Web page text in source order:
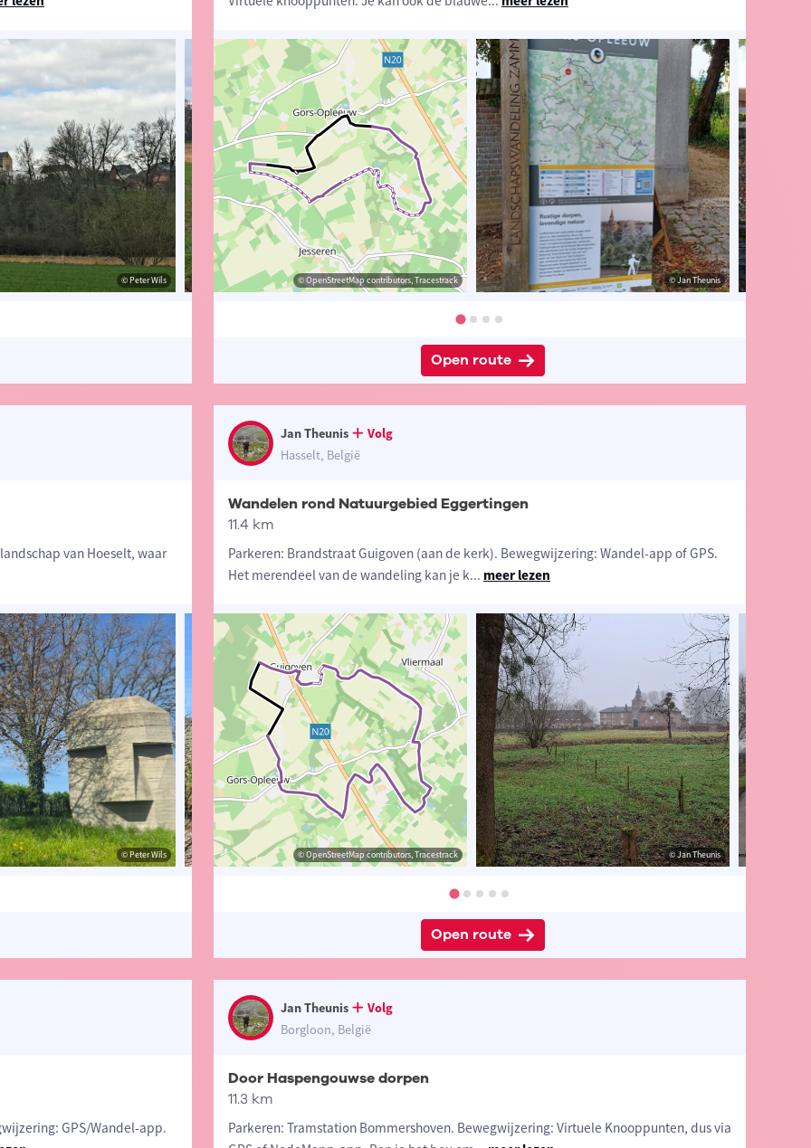
© Peter Wils © Peter Wils © Peter Wils
© Jan Theunis © OpenStreetMap contributors, Tracestrack © Jan Theunis
Open route
van Hoeselt, waar
© Peter Wils © Peter Wils © Peter Wils
Jan Theunis
Volg
Hasselt, België
Wandelen rond Natuurgebied Eggertingen
11.4 km
Parkeren: Brandstraat Guigoven (aan de kerk). Bewegwijzering: Wandel-app of GPS.
Het merendeel van de wandeling kan je k... meer lezen
© Jan Theunis © OpenStreetMap contributors, Tracestrack © Jan Theunis
Open route
GPS/Wandel-app.
Jan Theunis
Volg
Borgloon, België
Door Haspengouwse dorpen
11.3 km
Parkeren: Tramstation Bommershoven. Bewegwijzering: Virtuele Knooppunten, dus via